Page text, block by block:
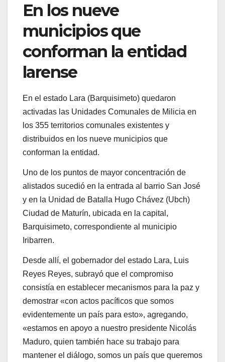
En los nueve
municipios que
conforman la entidad
larense
En el estado Lara (Barquisimeto) quedaron
activadas las Unidades Comunales de Milicia en
los 355 territorios comunales existentes y
distribuidos en los nueve municipios que
conforman la entidad.
Uno de los puntos de mayor concentración de
alistados sucedió en la entrada al barrio San José
y en la Unidad de Batalla Hugo Chávez (Ubch)
Ciudad de Maturín, ubicada en la capital,
Barquisimeto, correspondiente al municipio
Iribarren.
Desde allí, el gobernador del estado Lara, Luis
Reyes Reyes, subrayó que el compromiso
consistía en establecer mecanismos para la paz y
demostrar «con actos pacíficos que somos
evidentemente un país para esto», agregando,
«estamos en apoyo a nuestro presidente Nicolás
Maduro, quien también hace su trabajo para
mantener el diálogo, somos un país que queremos